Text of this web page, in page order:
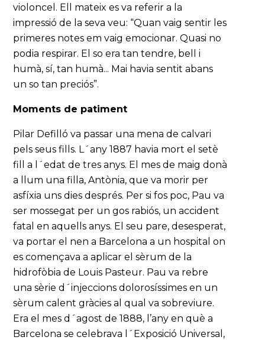
violoncel. Ell mateix es va referir a la
impressió de la seva veu: “Quan vaig sentir les
primeres notes em vaig emocionar. Quasi no
podia respirar. El so era tan tendre, bell i
humà, sí, tan humà... Mai havia sentit abans
un so tan preciós”.
Moments de patiment
Pilar Defilló va passar una mena de calvari
pels seus fills. L´any 1887 havia mort el setè
fill a l´edat de tres anys. El mes de maig donà
a llum una filla, Antònia, que va morir per
asfíxia uns dies després. Per si fos poc, Pau va
ser mossegat per un gos rabiós, un accident
fatal en aquells anys. El seu pare, desesperat,
va portar el nen a Barcelona a un hospital on
es començava a aplicar el sèrum de la
hidrofòbia de Louis Pasteur. Pau va rebre
una sèrie d´injeccions dolorosíssimes en un
sèrum calent gràcies al qual va sobreviure.
Era el mes d´agost de 1888, l’any en què a
Barcelona se celebrava l´Exposició Universal,